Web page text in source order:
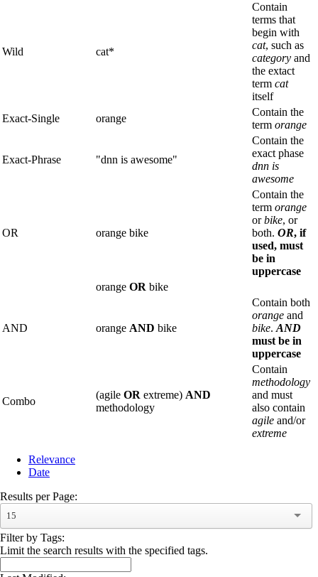
Wild cat*
Contain
terms that
begin with
cat, such as
category and
the extact
term cat
itself
Exact-Single
orange
Contain the
term orange
Exact-Phrase "dnn is awesome"
Contain the
exact phase
dnn is
awesome
OR orange bike
Contain the
term orange
orbike, or
both. OR, if
used, must
be in
uppercase
orange OR bike
AND orange AND bike
Contain both
orange and
bike. AND
must be in
uppercase
Combo
(agile OR extreme) AND
methodology
Contain
methodology
and must
also contain
agile and/or
extreme
Relevance
Date
Results per Page:
15
Filter by Tags:
Limit the search results with the specified tags.